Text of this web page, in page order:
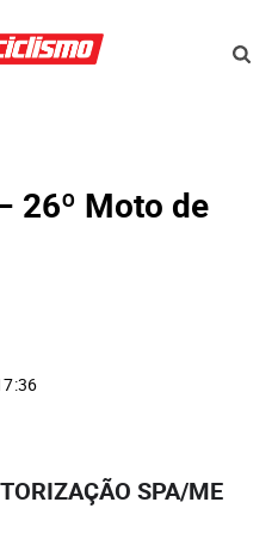
26º Moto de
SPA/ME